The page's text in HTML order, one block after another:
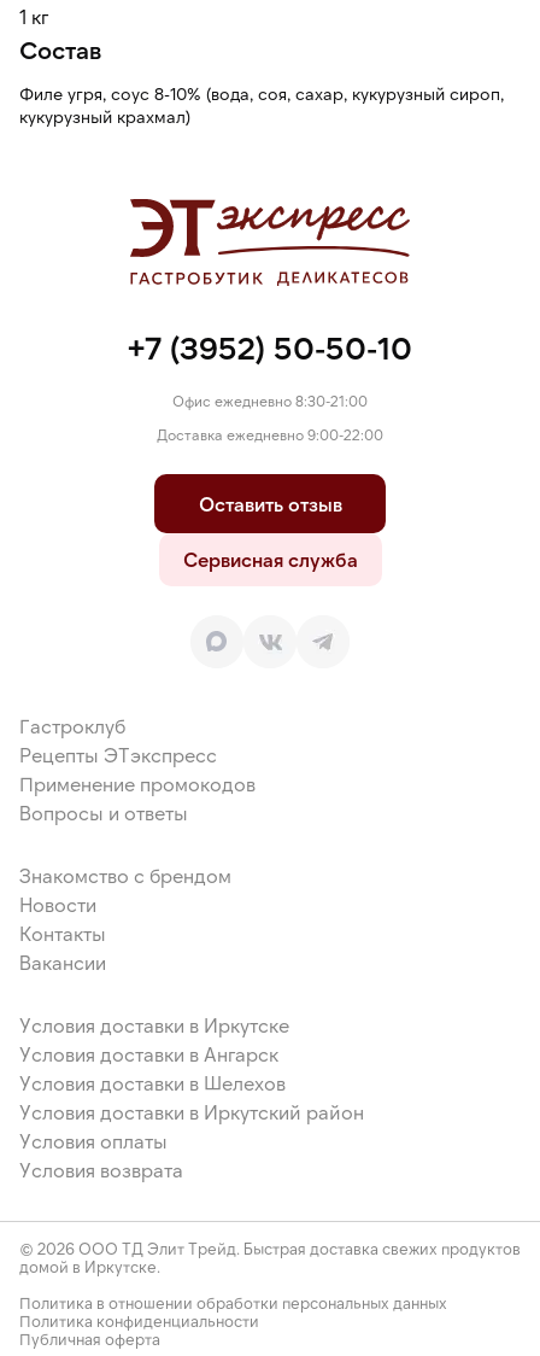
1 кг
Состав
Филе угря, соус 8-10% (вода, соя, сахар, кукурузный сироп,
кукурузный крахмал)
+7 (3952) 50-50-10
Офис ежедневно 8:30-21:00
Доставка ежедневно 9:00-22:00
Оставить отзыв
Сервисная служба
Гастроклуб
Рецепты ЭТэкспресс
Применение промокодов
Вопросы и ответы
Знакомство с брендом
Новости
Контакты
Вакансии
Условия доставки в Иркутске
Условия доставки в Ангарск
Условия доставки в Шелехов
Условия доставки в Иркутский район
Условия оплаты
Условия возврата
© 2026 ООО ТД Элит Трейд. Быстрая доставка свежих продуктов
домой в Иркутске.
Политика в отношении обработки персональных данных
Политика конфиденциальности
Публичная оферта